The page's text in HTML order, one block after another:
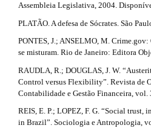
Assembleia Legislativa, 2004.
PLATÃO. A defesa de Sócrates. São
PONTES, J.; ANSELMO, M.
se misturam. Rio de Janeiro: Editora
RAUDLA, R.; DOUGLAS, J. W.
Control versus Flexibility”. Revista de
Contabilidade e Gestão Financeira, vol.
REIS, E. P.; LOPEZ, F. G. “Social
in Brazil”. Sociologia e Antropologia,